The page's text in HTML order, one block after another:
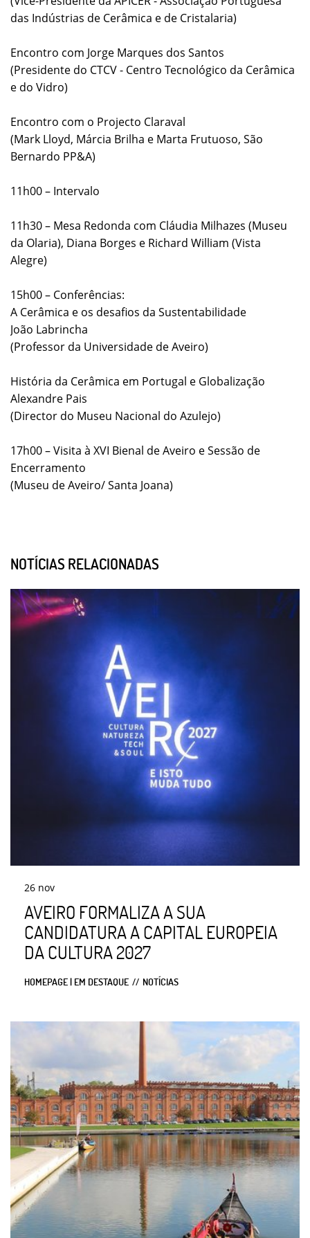
das Indústrias de Cerâmica e de Cristalaria)
Encontro com Jorge Marques dos Santos
(Presidente do CTCV - Centro Tecnológico da Cerâmica
e do Vidro)
Encontro com o Projecto Claraval
(Mark Lloyd, Márcia Brilha e Marta Frutuoso, São
Bernardo PP&A)
11h00 – Intervalo
11h30 – Mesa Redonda com Cláudia Milhazes (Museu
da Olaria), Diana Borges e Richard William (Vista
Alegre)
15h00 – Conferências:
A Cerâmica e os desafios da Sustentabilidade
João Labrincha
(Professor da Universidade de Aveiro)
História da Cerâmica em Portugal e Globalização
Alexandre Pais
(Director do Museu Nacional do Azulejo)
17h00 – Visita à XVI Bienal de Aveiro e Sessão de
Encerramento
(Museu de Aveiro/ Santa Joana)
NOTÍCIAS RELACIONADAS
26 nov
AVEIRO FORMALIZA A SUA
CANDIDATURA A CAPITAL EUROPEIA
DA CULTURA 2027
HOMEPAGE | EM DESTAQUE NOTÍCIAS